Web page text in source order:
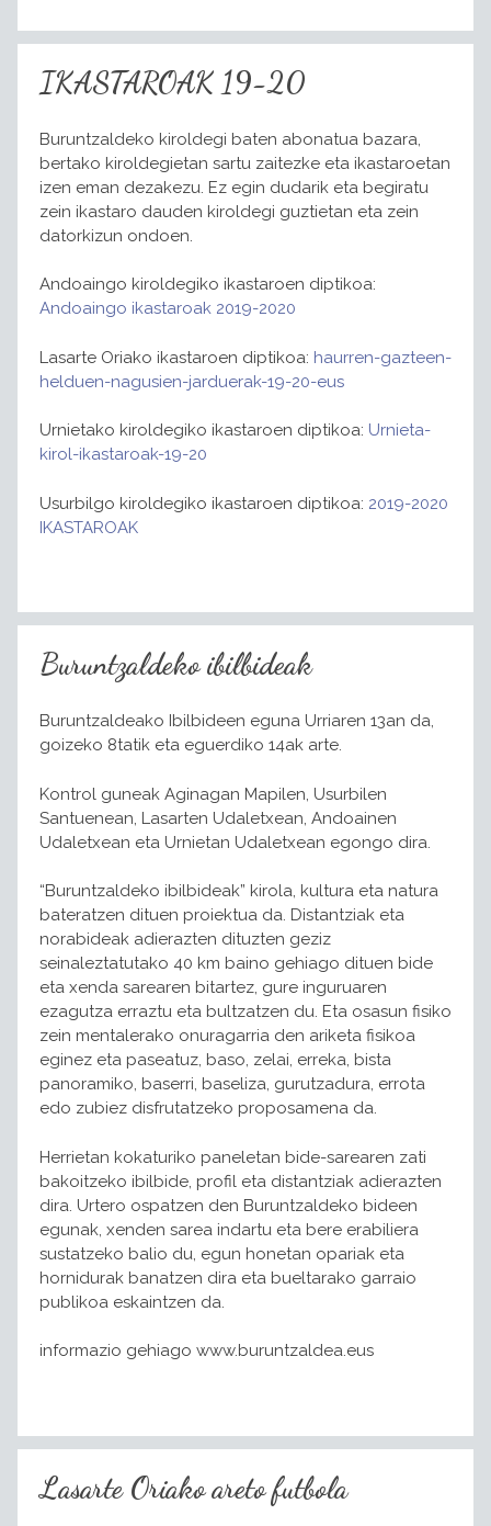
IKASTAROAK 19-20
Buruntzaldeko kiroldegi baten abonatua bazara,
bertako kiroldegietan sartu zaitezke eta ikastaroetan
izen eman dezakezu. Ez egin dudarik eta begiratu
zein ikastaro dauden kiroldegi guztietan eta zein
datorkizun ondoen.
Andoaingo kiroldegiko ikastaroen diptikoa:
Andoaingo ikastaroak 2019-2020
Lasarte Oriako ikastaroen diptikoa: haurren-gazteen-
helduen-nagusien-jarduerak-19-20-eus
Urnietako kiroldegiko ikastaroen diptikoa: Urnieta-
kirol-ikastaroak-19-20
Usurbilgo kiroldegiko ikastaroen diptikoa: 2019-2020
IKASTAROAK
Buruntzaldeko ibilbideak
Buruntzaldeako Ibilbideen eguna Urriaren 13an da,
goizeko 8tatik eta eguerdiko 14ak arte.
Kontrol guneak Aginagan Mapilen, Usurbilen
Santuenean, Lasarten Udaletxean, Andoainen
Udaletxean eta Urnietan Udaletxean egongo dira.
“Buruntzaldeko ibilbideak” kirola, kultura eta natura
bateratzen dituen proiektua da. Distantziak eta
norabideak adierazten dituzten geziz
seinaleztatutako 40 km baino gehiago dituen bide
eta xenda sarearen bitartez, gure inguruaren
ezagutza erraztu eta bultzatzen du. Eta osasun fisiko
zein mentalerako onuragarria den ariketa fisikoa
eginez eta paseatuz, baso, zelai, erreka, bista
panoramiko, baserri, baseliza, gurutzadura, errota
edo zubiez disfrutatzeko proposamena da.
Herrietan kokaturiko paneletan bide-sarearen zati
bakoitzeko ibilbide, profil eta distantziak adierazten
dira. Urtero ospatzen den Buruntzaldeko bideen
egunak, xenden sarea indartu eta bere erabiliera
sustatzeko balio du, egun honetan opariak eta
hornidurak banatzen dira eta bueltarako garraio
publikoa eskaintzen da.
informazio gehiago www.buruntzaldea.eus
Lasarte Oriako areto futbola